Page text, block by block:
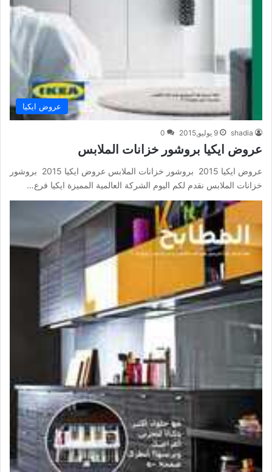
عروض ايكيا
shadia 9 يوليو,2015 0
عروض ايكيا بروشور خزانات الملابس
عروض ايكيا 2015 بروشور خزانات الملابس عروض ايكيا 2015 بروشور
خزانات الملابس نقدم لكم اليوم الشركة العالمية المميزة ايكيا فرع…